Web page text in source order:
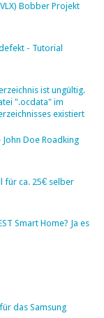
Bobber Projekt
- Tutorial
ist ungültig.
".ocdata" im
existiert
Doe Roadking
für ca. 25€ selber
Smart Home? Ja es
das Samsung